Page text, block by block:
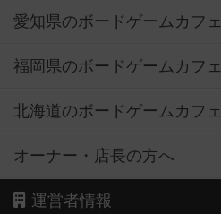
愛知県のボードゲームカフェ
福岡県のボードゲームカフェ
北海道のボードゲームカフェ
オーナー・店長の方へ
運営者情報